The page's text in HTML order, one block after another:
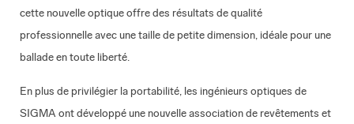
cette nouvelle optique offre des résultats de qualité
professionnelle avec une taille de petite dimension, idéale pour une
ballade en toute liberté.
En plus de privilégier la portabilité, les ingénieurs optiques de
SIGMA ont développé une nouvelle association de revêtements et